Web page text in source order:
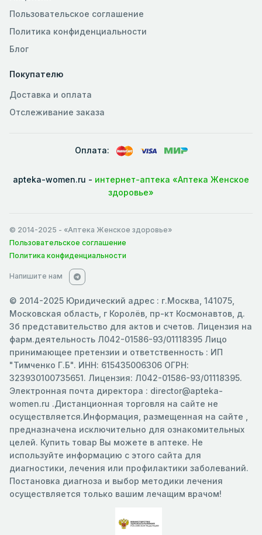
Пользовательское соглашение
Политика конфиденциальности
Блог
Покупателю
Доставка и оплата
Отслеживание заказа
Оплата:
apteka-women.ru - интернет-аптека «Аптека Женское
здоровье»
© 2014-2025 - «Аптека Женское здоровье»
Пользовательское соглашение
Политика конфиденциальности
Напишите нам
© 2014-2025 Юридический адрес : г.Москва, 141075,
Московская область, г Королёв, пр-кт Космонавтов, д.
3б представительство для актов и счетов. Лицензия на
фарм.деятельность Л042-01586-93/01118395 Лицо
принимающее претензии и ответственность : ИП
"Тимченко Г.Б". ИНН: 615435006306 ОГРН:
323930100735651. Лицензия: Л042-01586-93/01118395.
Электронная почта директора : director@apteka-
women.ru .Дистанционная торговля на сайте не
осуществляется.Информация, размещенная на сайте ,
предназначена исключительно для ознакомительных
целей. Купить товар Вы можете в аптеке. Не
используйте информацию с этого сайта для
диагностики, лечения или профилактики заболеваний.
Постановка диагноза и выбор методики лечения
осуществляется только вашим лечащим врачом!